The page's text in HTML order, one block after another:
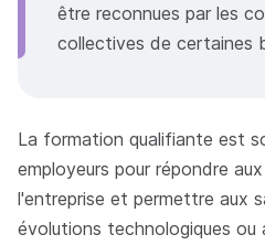
être reconnues par les
collectives de certaines
La formation qualifiante est
employeurs pour répondre
l'entreprise et permettre aux
évolutions technologiques ou